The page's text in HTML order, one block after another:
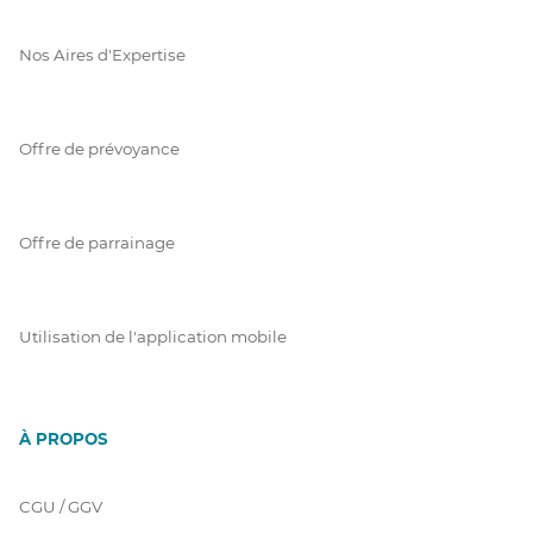
Nos Aires d'Expertise
Offre de prévoyance
Offre de parrainage
Utilisation de l'application mobile
À PROPOS
CGU / GGV